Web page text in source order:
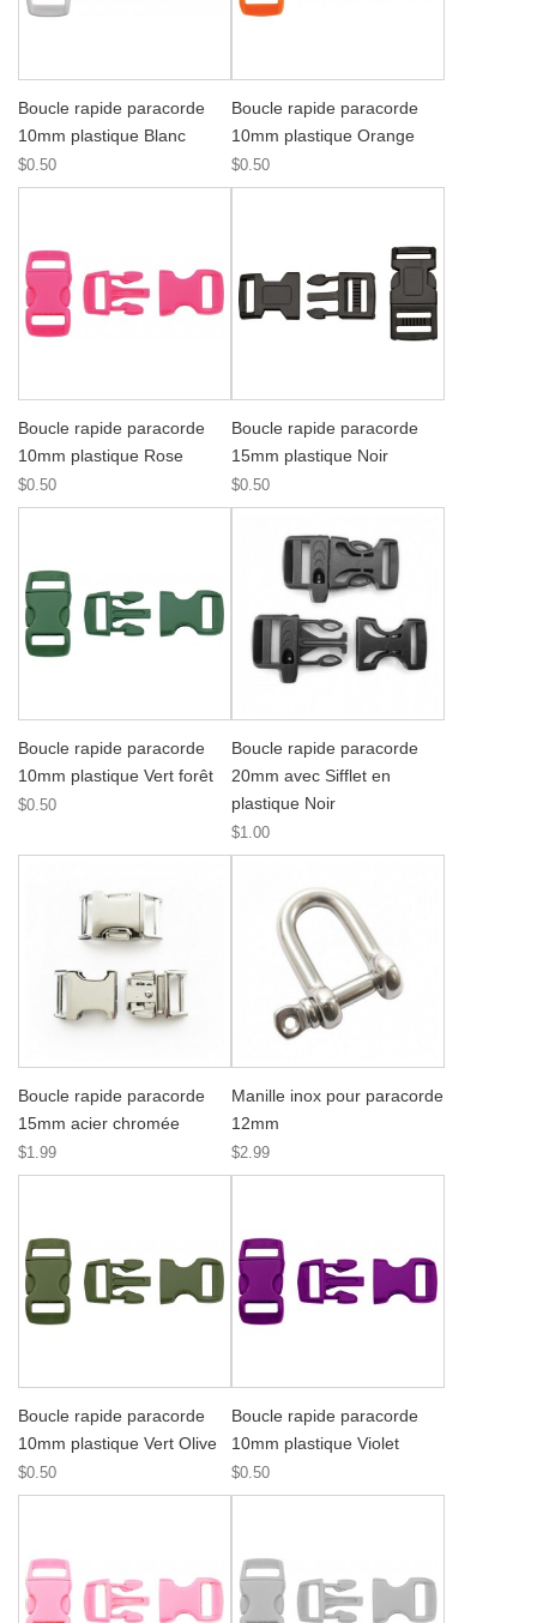
Boucle rapide paracorde
10mm plastique Blanc
$0.50
Boucle rapide paracorde
10mm plastique Orange
$0.50
Boucle rapide paracorde
10mm plastique Rose
$0.50
Boucle rapide paracorde
15mm plastique Noir
$0.50
Boucle rapide paracorde
10mm plastique Vert forêt
$0.50
Boucle rapide paracorde
20mm avec Sifflet en
plastique Noir
$1.00
Boucle rapide paracorde
15mm acier chromée
$1.99
Manille inox pour paracorde
12mm
$2.99
Boucle rapide paracorde
10mm plastique Vert Olive
$0.50
Boucle rapide paracorde
10mm plastique Violet
$0.50